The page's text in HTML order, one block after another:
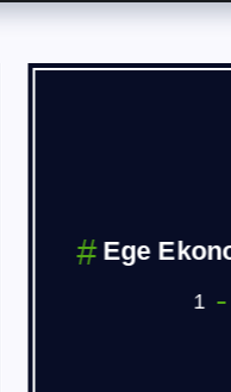
Ekonoik Forum